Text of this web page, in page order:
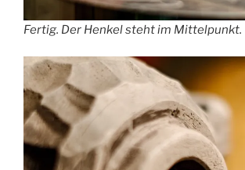
Fertig. Der Henkel steht im Mittelpunkt.